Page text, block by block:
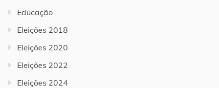
Educação
Eleições 2018
Eleições 2020
Eleições 2022
Eleições 2024